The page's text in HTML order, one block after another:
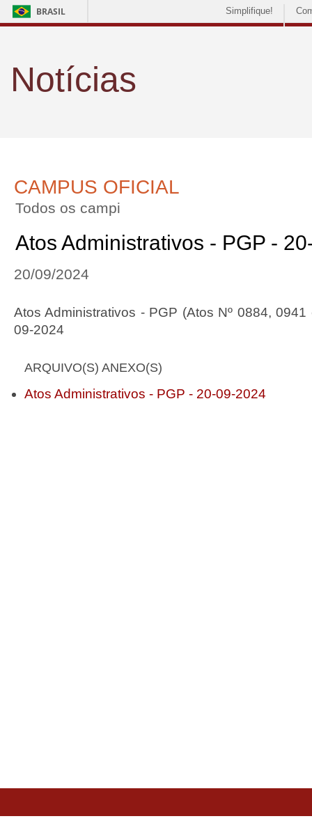
BRASIL Simplifique!
Notícias
CAMPUS OFICIAL
Todos os campi
Atos Administrativos - PGP -
20/09/2024
Atos Administrativos - PGP (Atos Nº 0884,
09-2024
ARQUIVO(S) ANEXO(S)
Atos Administrativos - PGP - 20-09-2024